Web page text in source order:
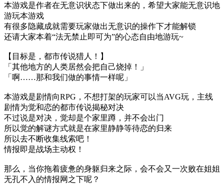
本游戏是作者在无意识状态下做出来的，希望大家能无意识地
游玩本游戏
有很多隐藏成就需要玩家做出无意识的操作下才能解锁
还请大家本着“法无禁止即可为”的心态自由地游玩~
【目标是，都市传说猎人！】
「其他地方的人类居然会把自己烧掉！」
「啊……那和我们做的事情一样呢」
本游戏是剧情向RPG，不想打架的玩家可以当AVG玩，主线
剧情为觉和恋的都市传说揭秘对决
不过说是对决，觉却是个家里蹲，并不会出门
所以觉的解谜方式就是在家里静静等待恋的归来
所以去不断收集线索吧！
情报即是战场主动权！
那么，当你拖着疲惫的身躯归来之际，会不会又一次败在姐姐
无孔不入的情报网之下呢？